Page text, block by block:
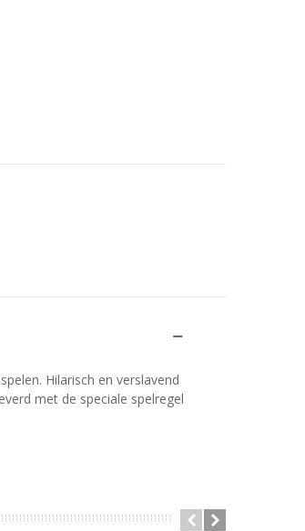
Hilarisch en verslavend
met de speciale spelregel